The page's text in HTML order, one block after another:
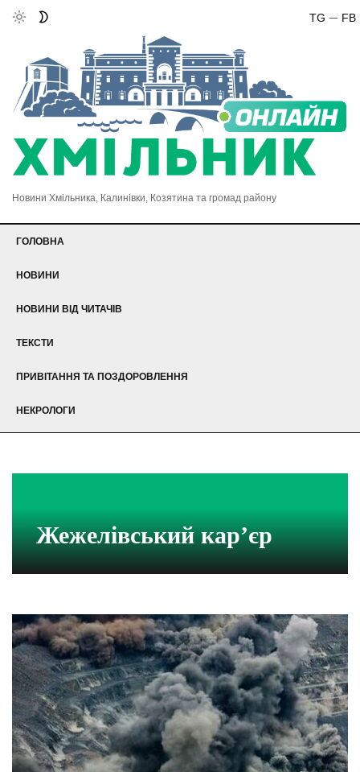
FB
TG
Новини Хмільника, Калинівки, Козятина та громад району
ГОЛОВНА
НОВИНИ
НОВИНИ ВІД ЧИТАЧІВ
ТЕКСТИ
ПРИВІТАННЯ ТА ПОЗДОРОВЛЕННЯ
НЕКРОЛОГИ
Жежелівський кар’єр